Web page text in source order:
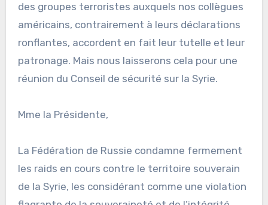
des groupes terroristes auxquels nos collègues
américains, contrairement à leurs déclarations
ronflantes, accordent en fait leur tutelle et leur
patronage. Mais nous laisserons cela pour une
réunion du Conseil de sécurité sur la Syrie.
Mme la Présidente,
La Fédération de Russie condamne fermement
les raids en cours contre le territoire souverain
de la Syrie, les considérant comme une violation